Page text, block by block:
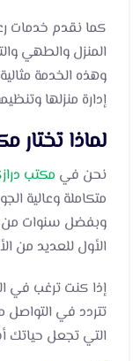
كما نقدم خدمات
المنزل والطهي
وهذه الخدمة
إدارة منزلها
لماذا تختار
نحن فيمكتب
متكاملة وعالية
وبفضل سنوات من
الأول للعديد من
إذا كنت ترغب في
تتردد في التواصل
التي تجعل حياتك